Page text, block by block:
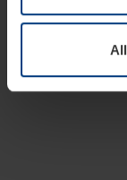
toestemming
wijzigen of